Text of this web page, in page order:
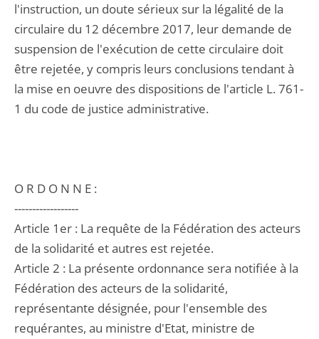
l'instruction, un doute sérieux sur la légalité de la
circulaire du 12 décembre 2017, leur demande de
suspension de l'exécution de cette circulaire doit
être rejetée, y compris leurs conclusions tendant à
la mise en oeuvre des dispositions de l'article L. 761-
1 du code de justice administrative.
O R D O N N E :
------------------
Article 1er : La requête de la Fédération des acteurs
de la solidarité et autres est rejetée.
Article 2 : La présente ordonnance sera notifiée à la
Fédération des acteurs de la solidarité,
représentante désignée, pour l'ensemble des
requérantes, au ministre d'Etat, ministre de